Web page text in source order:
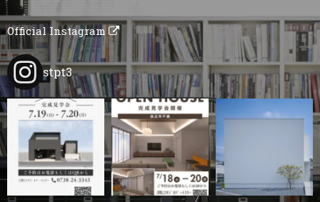
Official Instagram
stpt3